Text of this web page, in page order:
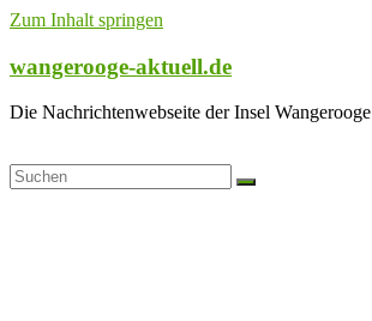
Zum Inhalt springen
wangerooge-aktuell.de
Die Nachrichtenwebseite der Insel Wangerooge